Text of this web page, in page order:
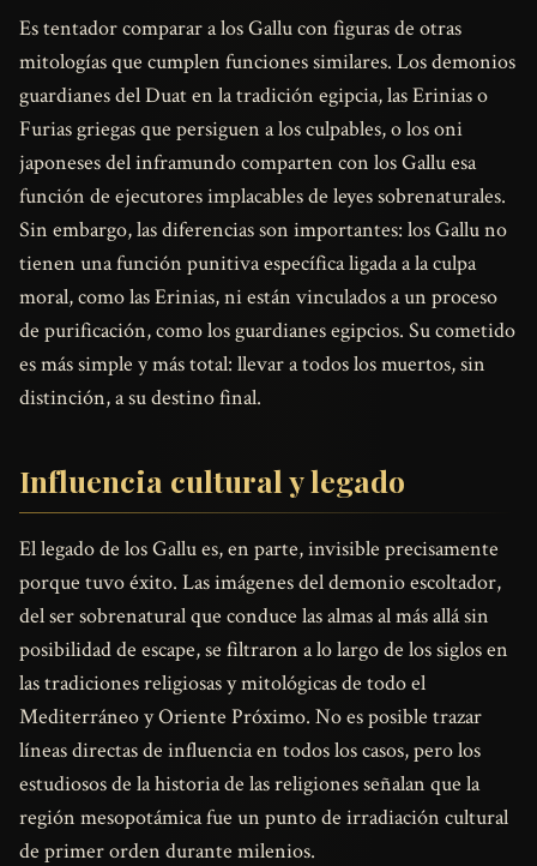
Es tentador comparar a los Gallu con figuras de otras
mitologías que cumplen funciones similares. Los demonios
guardianes del Duat en la tradición egipcia, las Erinias o
Furias griegas que persiguen a los culpables, o los oni
japoneses del inframundo comparten con los Gallu esa
función de ejecutores implacables de leyes sobrenaturales.
Sin embargo, las diferencias son importantes: los Gallu no
tienen una función punitiva específica ligada a la culpa
moral, como las Erinias, ni están vinculados a un proceso
de purificación, como los guardianes egipcios. Su cometido
es más simple y más total: llevar a todos los muertos, sin
distinción, a su destino final.
Influencia cultural y legado
El legado de los Gallu es, en parte, invisible precisamente
porque tuvo éxito. Las imágenes del demonio escoltador,
del ser sobrenatural que conduce las almas al más allá sin
posibilidad de escape, se filtraron a lo largo de los siglos en
las tradiciones religiosas y mitológicas de todo el
Mediterráneo y Oriente Próximo. No es posible trazar
líneas directas de influencia en todos los casos, pero los
estudiosos de la historia de las religiones señalan que la
región mesopotámica fue un punto de irradiación cultural
de primer orden durante milenios.